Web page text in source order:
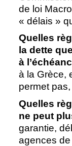
de loi
« délais »
Quelles
la dette
à
à la Grèce,
permet
Quelles
ne peut
garantie,
agences de